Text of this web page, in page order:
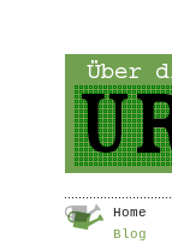
Home
Blog